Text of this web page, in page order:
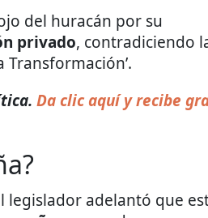
del huracán por su
privado, contradiciendo
Transformación’.
Da clic aquí y recibe
legislador adelantó que